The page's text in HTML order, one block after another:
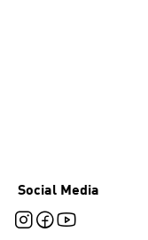
Social Media